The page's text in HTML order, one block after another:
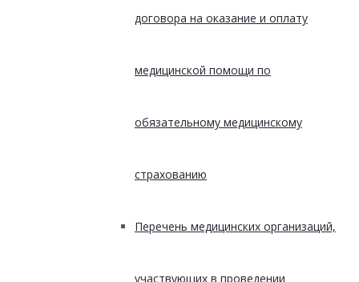
договора на оказание и оплату
медицинской помощи по
обязательному медицинскому
страхованию
Перечень медицинских организаций,
участвующих в проведении